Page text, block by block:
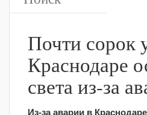
Почти сорок
Краснодаре
света из-за
Из-за аварии в